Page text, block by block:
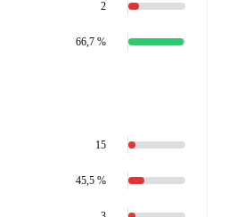
2
66,7 %
15
45,5 %